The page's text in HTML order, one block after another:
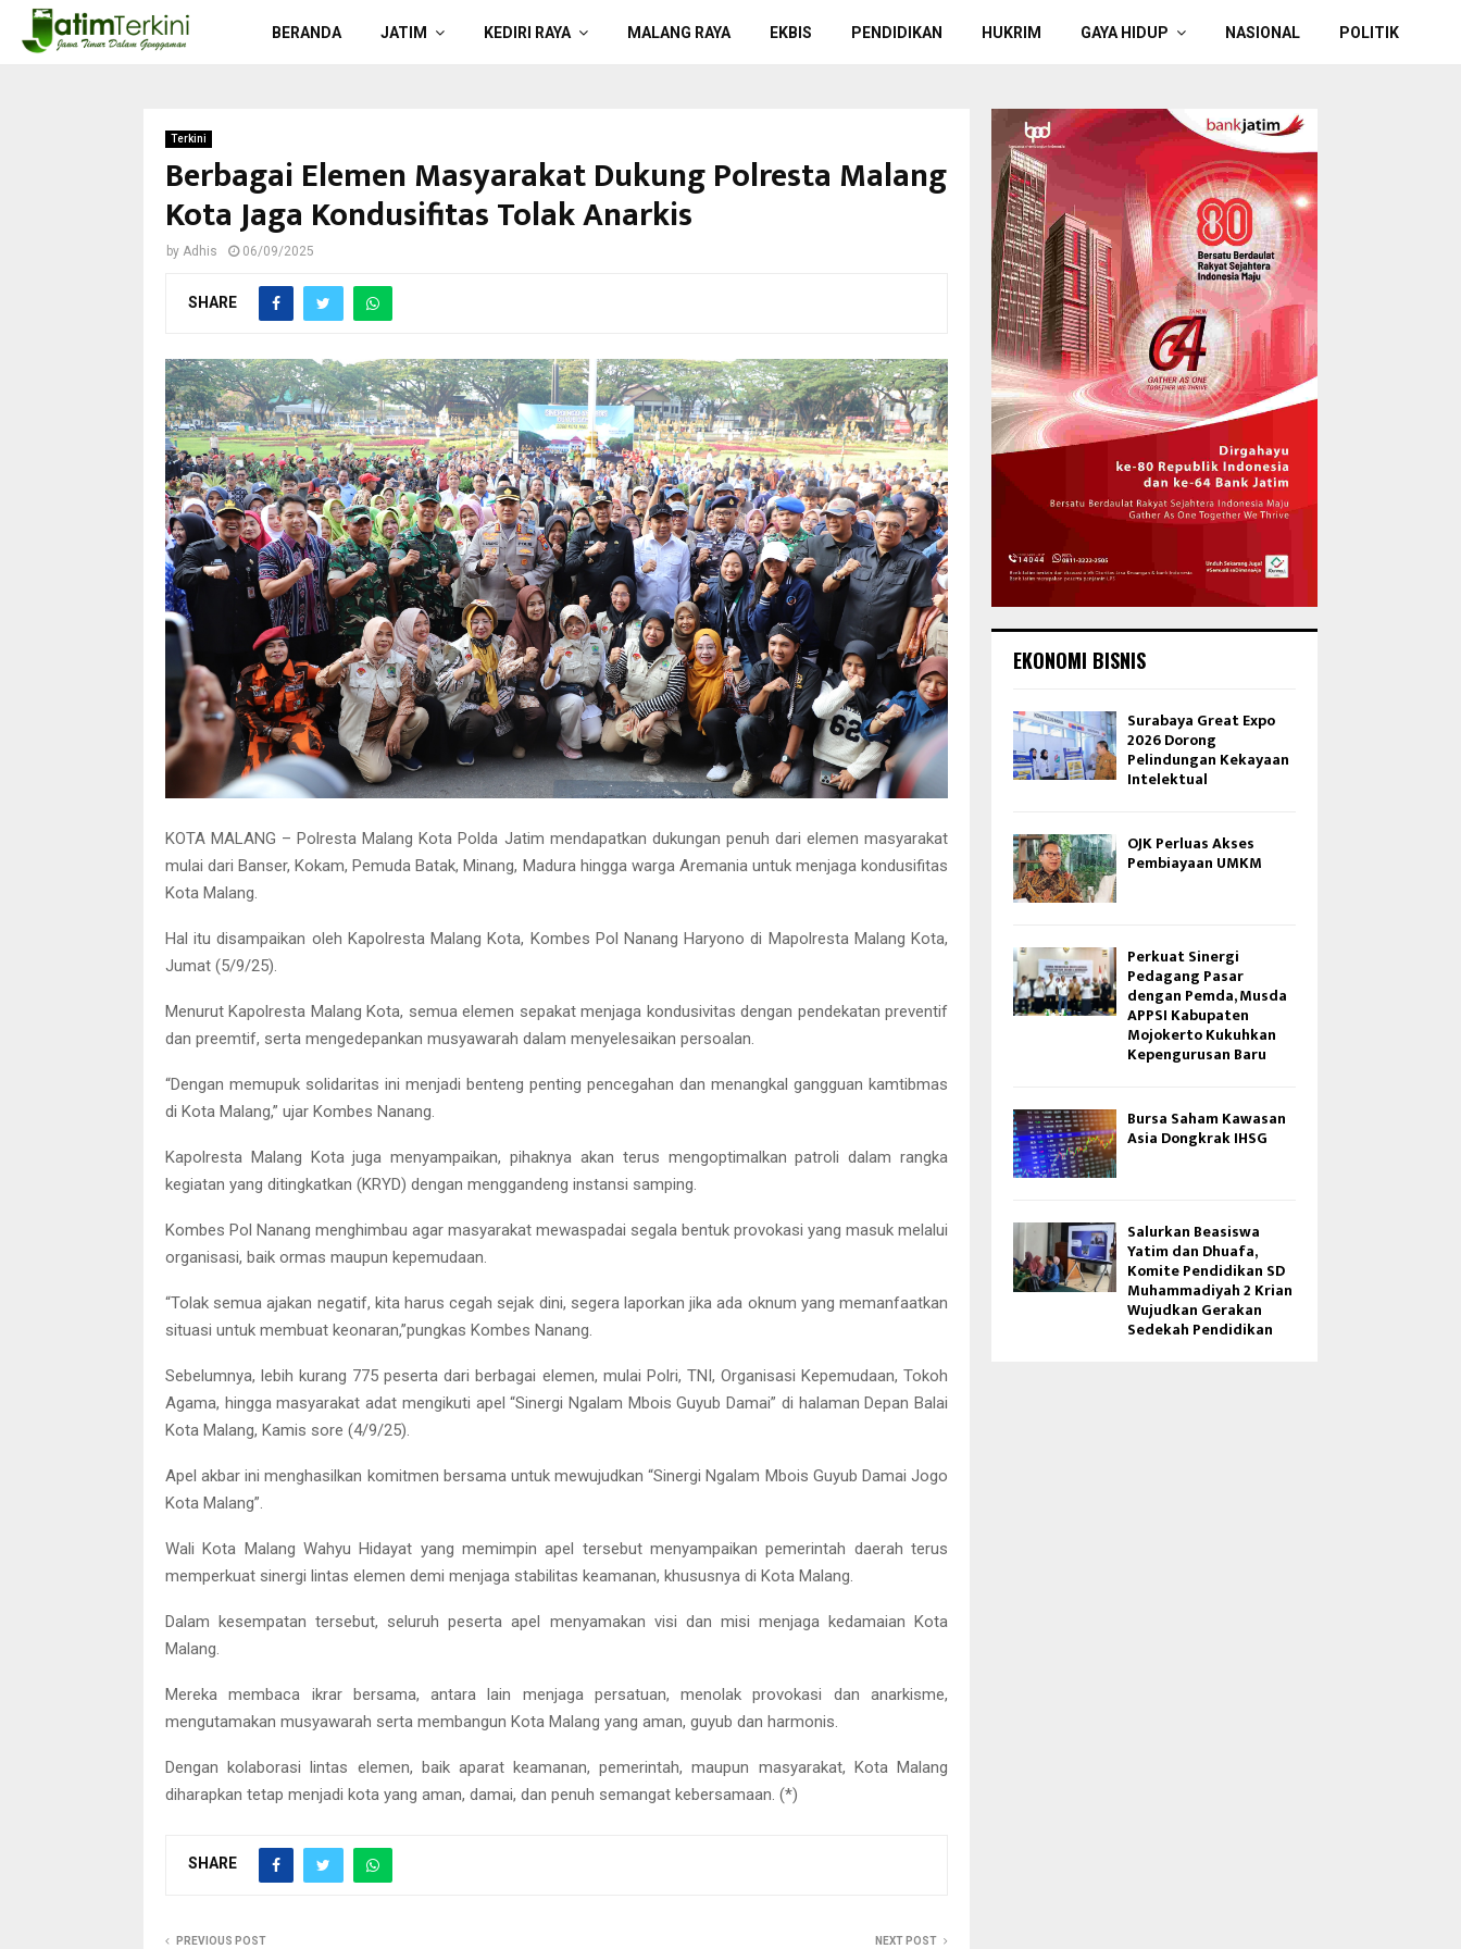
BERANDA JATIM KEDIRI RAYA MALANG RAYA EKBIS PENDIDIKAN HUKRIM GAYA HIDUP NASIONAL POLITIK
Terkini
Berbagai Elemen Masyarakat Dukung Polresta Malang
Kota Jaga Kondusifitas Tolak Anarkis
by Adhis 06/09/2025
SHARE
KOTA MALANG – Polresta Malang Kota Polda Jatim mendapatkan dukungan penuh dari elemen masyarakat
mulai dari Banser, Kokam, Pemuda Batak, Minang, Madura hingga warga Aremania untuk menjaga kondusifitas
Kota Malang.
Hal itu disampaikan oleh Kapolresta Malang Kota, Kombes Pol Nanang Haryono di Mapolresta Malang Kota,
Jumat (5/9/25).
Menurut Kapolresta Malang Kota, semua elemen sepakat menjaga kondusivitas dengan pendekatan preventif
dan preemtif, serta mengedepankan musyawarah dalam menyelesaikan persoalan.
“Dengan memupuk solidaritas ini menjadi benteng penting pencegahan dan menangkal gangguan kamtibmas
di Kota Malang,” ujar Kombes Nanang.
Kapolresta Malang Kota juga menyampaikan, pihaknya akan terus mengoptimalkan patroli dalam rangka
kegiatan yang ditingkatkan (KRYD) dengan menggandeng instansi samping.
Kombes Pol Nanang menghimbau agar masyarakat mewaspadai segala bentuk provokasi yang masuk melalui
organisasi, baik ormas maupun kepemudaan.
“Tolak semua ajakan negatif, kita harus cegah sejak dini, segera laporkan jika ada oknum yang memanfaatkan
situasi untuk membuat keonaran,”pungkas Kombes Nanang.
Sebelumnya, lebih kurang 775 peserta dari berbagai elemen, mulai Polri, TNI, Organisasi Kepemudaan, Tokoh
Agama, hingga masyarakat adat mengikuti apel “Sinergi Ngalam Mbois Guyub Damai” di halaman Depan Balai
Kota Malang, Kamis sore (4/9/25).
Apel akbar ini menghasilkan komitmen bersama untuk mewujudkan “Sinergi Ngalam Mbois Guyub Damai Jogo
Kota Malang”.
Wali Kota Malang Wahyu Hidayat yang memimpin apel tersebut menyampaikan pemerintah daerah terus
memperkuat sinergi lintas elemen demi menjaga stabilitas keamanan, khususnya di Kota Malang.
Dalam kesempatan tersebut, seluruh peserta apel menyamakan visi dan misi menjaga kedamaian Kota
Malang.
Mereka membaca ikrar bersama, antara lain menjaga persatuan, menolak provokasi dan anarkisme,
mengutamakan musyawarah serta membangun Kota Malang yang aman, guyub dan harmonis.
Dengan kolaborasi lintas elemen, baik aparat keamanan, pemerintah, maupun masyarakat, Kota Malang
diharapkan tetap menjadi kota yang aman, damai, dan penuh semangat kebersamaan. (*)
SHARE
PREVIOUS POST NEXT POST
EKONOMI BISNIS
Surabaya Great Expo
2026 Dorong
Pelindungan Kekayaan
Intelektual
OJK Perluas Akses
Pembiayaan UMKM
Perkuat Sinergi
Pedagang Pasar
dengan Pemda, Musda
APPSI Kabupaten
Mojokerto Kukuhkan
Kepengurusan Baru
Bursa Saham Kawasan
Asia Dongkrak IHSG
Salurkan Beasiswa
Yatim dan Dhuafa,
Komite Pendidikan SD
Muhammadiyah 2 Krian
Wujudkan Gerakan
Sedekah Pendidikan